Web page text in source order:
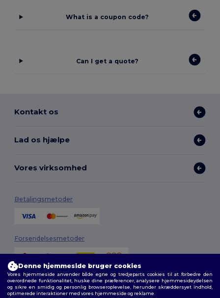
What is a coupon code?
Can I get a quote?
Kontakt os
Lad os hjælpe
Vores virksomhed
Betalingsmetoder
Forsendelsesmetoder
Denne hjemmeside bruger cookies
Vores hjemmeside anvender både egne og tredjeparts cookies til at forbedre den
overordnede funktionalitet, huske dine præferencer, analysere hjemmesideydelsen
og sikre en smidig og personlig browseroplevelse, herunder skræddersyet indhold,
optimerede interaktioner med vores hjemmeside og reklame.